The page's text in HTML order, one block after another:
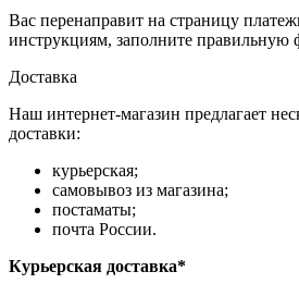
Вас перенаправит на страницу
инструкциям, заполните правильную
Доставка
Наш интернет-магазин предлагает
доставки:
курьерская;
самовывоз из магазина;
постаматы;
почта России.
Курьерская доставка*